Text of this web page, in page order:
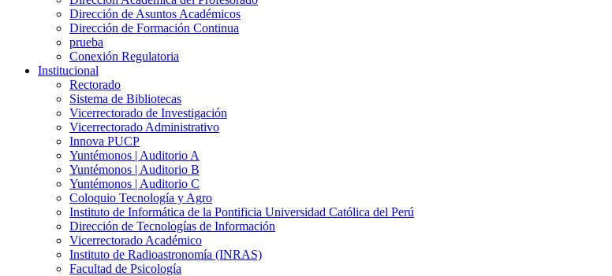
Dirección de Asuntos Académicos
Dirección de Formación Continua
prueba
Conexión Regulatoria
Institucional
Rectorado
Sistema de Bibliotecas
Vicerrectorado de Investigación
Vicerrectorado Administrativo
Innova PUCP
Yuntémonos | Auditorio A
Yuntémonos | Auditorio B
Yuntémonos | Auditorio C
Coloquio Tecnología y Agro
Instituto de Informática de la Pontificia Universidad Católica del Perú
Dirección de Tecnologías de Información
Vicerrectorado Académico
Instituto de Radioastronomía (INRAS)
Facultad de Psicología